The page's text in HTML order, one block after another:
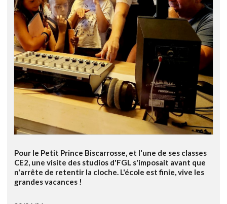
Pour le Petit Prince Biscarrosse, et l'une de ses classes
CE2, une visite des studios d'FGL s'imposait avant que
n'arrête de retentir la cloche. L'école est finie, vive les
grandes vacances !